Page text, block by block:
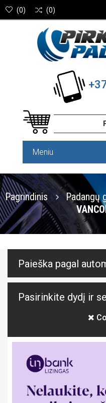
(0) (0)
Meniu
Pagrindinis Padangų
Paieška pagal
Pasirinkite dydį ir